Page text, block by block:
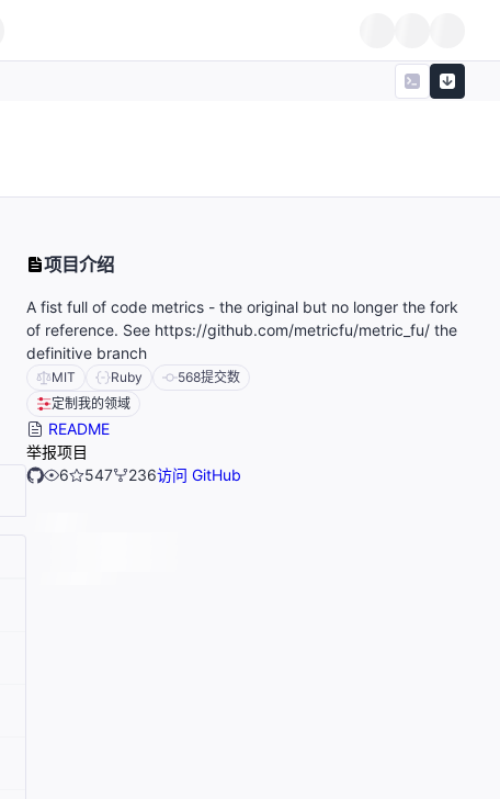
项目介绍
A fist full of code metrics - the original but no longer the fork
of reference. See https://github.com/metricfu/metric_fu/ the
definitive branch
MIT Ruby 568提交数
定制我的领域
README
举报项目
6
547 236访问 GitHub